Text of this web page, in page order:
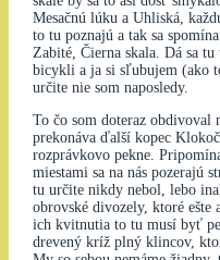
Mesačnú lúku a Uhliská,
to tu poznajú a tak sa
Zabité, Čierna skala. Dá sa
bicykli a ja si sľubujem (ako
určite nie som naposledy.
To čo som doteraz obdivoval
prekonáva ďalší kopec
rozprávkovo pekne.
miestami sa na nás pozerajú
tu určite nikdy nebol, lebo
obrovské divozely, ktoré ešte
ich kvitnutia to tu musí byť
drevený kríž plný klincov,